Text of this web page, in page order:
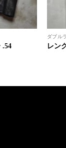
.54
ダブル
レン